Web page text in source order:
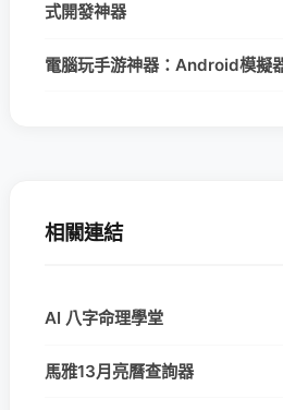
式開發神器
電腦玩手游神器：Android模擬
相關連結
AI 八字命理學堂
馬雅13月亮曆查詢器